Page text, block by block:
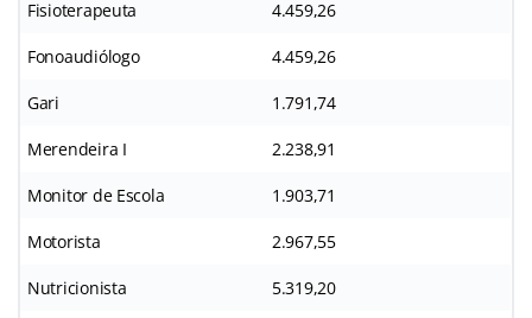
Fisioterapeuta 4.459,26
Fonoaudiólogo 4.459,26
Gari 1.791,74
Merendeira I 2.238,91
Monitor de Escola 1.903,71
Motorista 2.967,55
Nutricionista 5.319,20